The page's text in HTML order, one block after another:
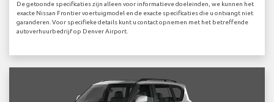
De getoonde specificaties zijn alleen voor informatieve doeleinden, we kunnen het
exacte Nissan Frontier voertuigmodel en de exacte specificaties die u ontvangt niet
garanderen. Voor specifieke details kunt u contact opnemen met het betreffende
autoverhuurbedrijf op Denver Airport.